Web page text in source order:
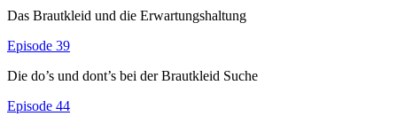
Das Brautkleid und die Erwartungshaltung
Episode 39
Die do’s und dont’s bei der Brautkleid Suche
Episode 44